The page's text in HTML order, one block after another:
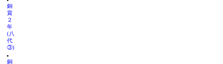
銅
賞
２
年
(八
代
③)
銅